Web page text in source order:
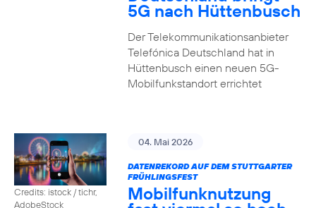
5G nach Hüttenbusch
Der Telekommunikationsanbieter
Telefónica Deutschland hat in
Hüttenbusch einen neuen 5G-
Mobilfunkstandort errichtet
Credits: istock / tichr,
AdobeStock
04. Mai 2026
DATENREKORD AUF DEM STUTTGARTER
FRÜHLINGSFEST
Mobilfunknutzung